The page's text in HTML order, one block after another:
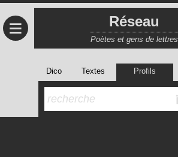
≡ Réseau
Poètes et gens de lettres
Dico Textes Profils